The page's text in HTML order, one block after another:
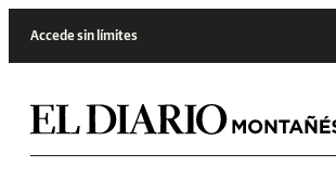
Accede sin límites